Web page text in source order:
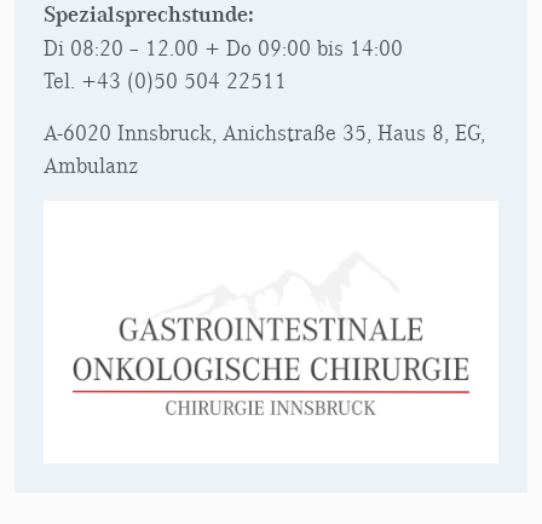
Spezialsprechstunde:
Di 08:20 – 12.00 + Do 09:00 bis 14:00
Tel. +43 (0)50 504 22511
A-6020 Innsbruck, Anichstraße 35, Haus 8, EG,
Ambulanz